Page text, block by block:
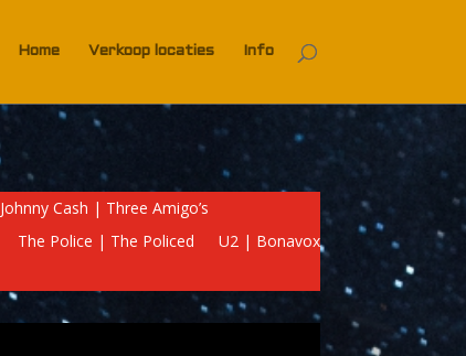
Home Verkoop locaties Info
Johnny Cash | Three Amigo’s
The Police | The Policed
U2 | Bonavox